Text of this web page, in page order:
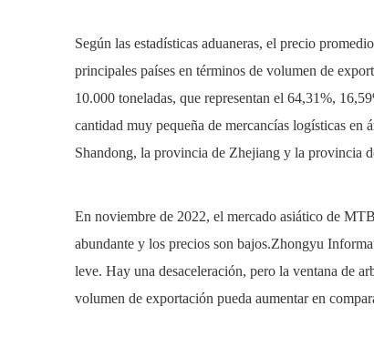
Según las estadísticas aduaneras, el precio
principales países en términos de volumen de
10.000 toneladas, que representan el 64,31%,
cantidad muy pequeña de mercancías logísticas en
Shandong, la provincia de Zhejiang y la provincia
En noviembre de 2022, el mercado asiático de
abundante y los precios son bajos.Zhongyu
leve. Hay una desaceleración, pero la ventana de
volumen de exportación pueda aumentar en